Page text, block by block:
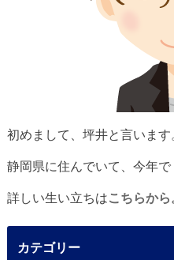
初めまして、坪井と言います
静岡県に住んでいて、今年で
詳しい生い立ちはこちらから
カテゴリー